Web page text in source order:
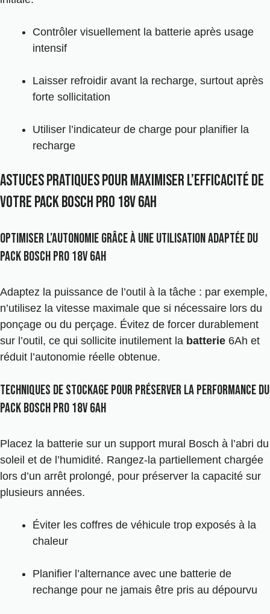
Contrôler visuellement la batterie après usage
intensif
Laisser refroidir avant la recharge, surtout après
forte sollicitation
Utiliser l’indicateur de charge pour planifier la
recharge
Astuces pratiques pour maximiser l’efficacité de
votre Pack Bosch Pro 18V 6Ah
Optimiser l’autonomie grâce à une utilisation adaptée du
Pack Bosch Pro 18V 6Ah
Adaptez la puissance de l’outil à la tâche : par exemple,
n’utilisez la vitesse maximale que si nécessaire lors du
ponçage ou du perçage. Évitez de forcer durablement
sur l’outil, ce qui sollicite inutilement la batterie 6Ah et
réduit l’autonomie réelle obtenue.
Techniques de stockage pour préserver la performance du
Pack Bosch Pro 18V 6Ah
Placez la batterie sur un support mural Bosch à l’abri du
soleil et de l’humidité. Rangez-la partiellement chargée
lors d’un arrêt prolongé, pour préserver la capacité sur
plusieurs années.
Éviter les coffres de véhicule trop exposés à la
chaleur
Planifier l’alternance avec une batterie de
rechange pour ne jamais être pris au dépourvu